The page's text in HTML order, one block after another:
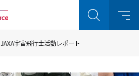
JAXA宇宙飛行士活動レポート